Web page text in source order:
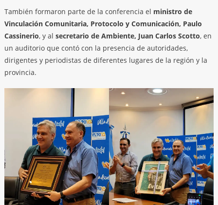
También formaron parte de la conferencia el ministro de
Vinculación Comunitaria, Protocolo y Comunicación, Paulo
Cassinerio, y al secretario de Ambiente, Juan Carlos Scotto, en
un auditorio que contó con la presencia de autoridades,
dirigentes y periodistas de diferentes lugares de la región y la
provincia.